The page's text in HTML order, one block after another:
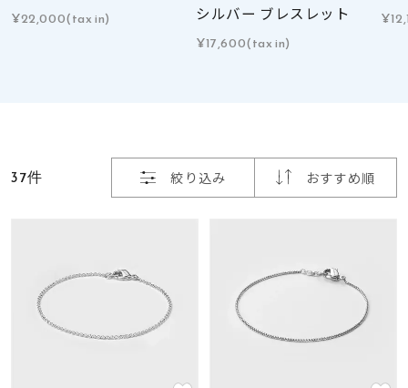
¥22,000(tax in)
シルバー ブレスレット
¥17,600(tax in)
37件 絞り込み おすすめ順